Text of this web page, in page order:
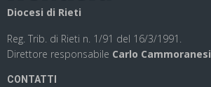
Diocesi di Rieti
Reg. Trib. di Rieti n. 1/91 del 16/3/1991.
Direttore responsabile Carlo Cammoranesi
CONTATTI